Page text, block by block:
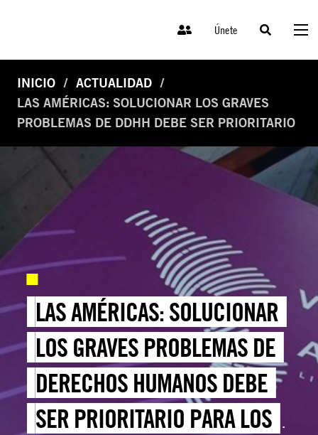
Únete
INICIO
ACTUALIDAD
LAS AMÉRICAS: SOLUCIONAR LOS GRAVES
PROBLEMAS DE DDHH DEBE SER PRIORITARIO
LAS AMÉRICAS: SOLUCIONAR
LOS GRAVES PROBLEMAS DE
DERECHOS HUMANOS DEBE
SER PRIORITARIO PARA LOS